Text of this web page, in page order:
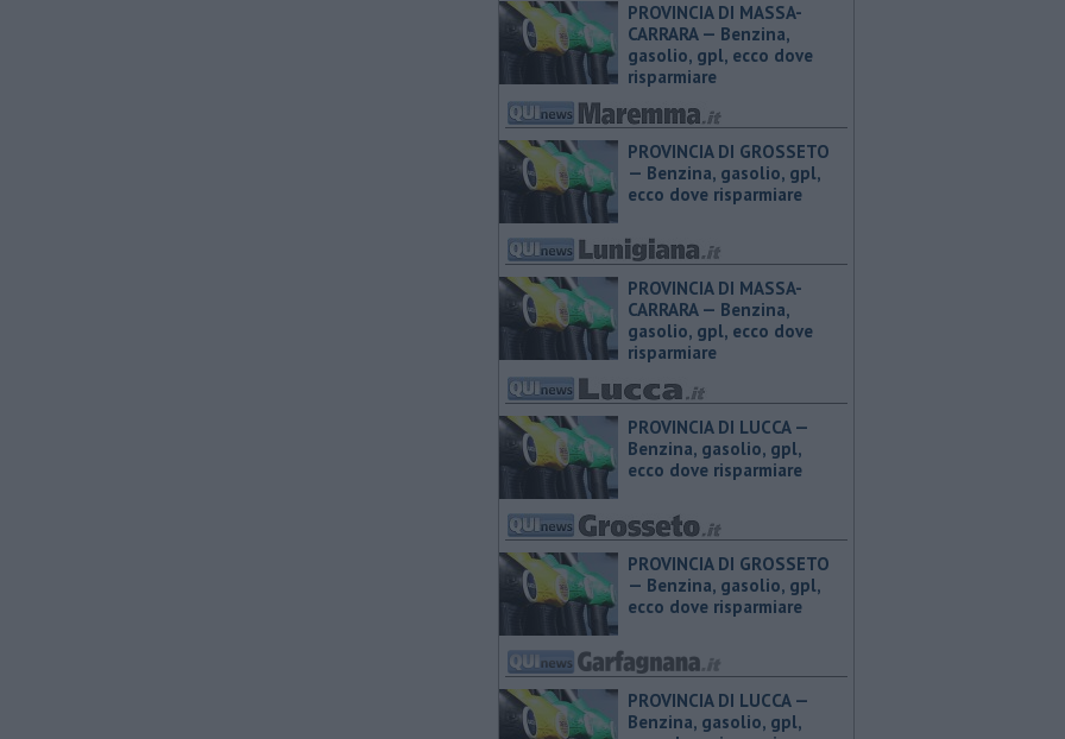
PROVINCIA DI MASSA-
CARRARA — ​Benzina,
gasolio, gpl, ecco dove
risparmiare
PROVINCIA DI GROSSETO
— ​Benzina, gasolio, gpl,
ecco dove risparmiare
PROVINCIA DI MASSA-
CARRARA — ​Benzina,
gasolio, gpl, ecco dove
risparmiare
PROVINCIA DI LUCCA — ​
Benzina, gasolio, gpl,
ecco dove risparmiare
PROVINCIA DI GROSSETO
— ​Benzina, gasolio, gpl,
ecco dove risparmiare
PROVINCIA DI LUCCA — ​
Benzina, gasolio, gpl,